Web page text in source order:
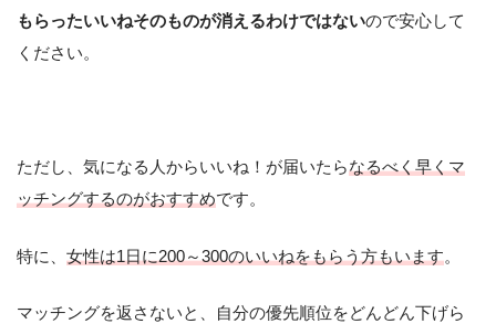
もらったいいねそのものが消えるわけではないので安心して
ください。
ただし、気になる人からいいね！が届いたらなるべく早くマ
ッチングするのがおすすめです。
特に、 女性は1日に200～300のいいねをもらう方もいます。
マッチングを返さないと、自分の優先順位をどんどん下げら